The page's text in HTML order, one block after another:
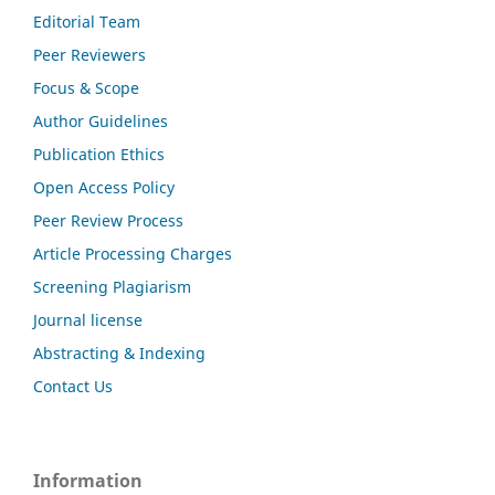
Editorial Team
Peer Reviewers
Focus & Scope
Author Guidelines
Publication Ethics
Open Access Policy
Peer Review Process
Article Processing Charges
Screening Plagiarism
Journal license
Abstracting & Indexing
Contact Us
Information